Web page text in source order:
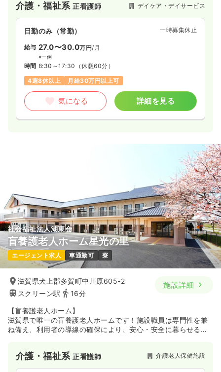
介護・福祉系正看護師 デイケア・デイサービス
日勤のみ（常勤） 一時募集休止
給与 27.0〜30.0万円/月
※一例
時間 8:30～17:30 （休憩60分）
4週8休以上
月給30万円以上可
気になる 詳細を見る
社会福祉法人湖東会
盲養護老人ホーム星光の里
エージェント求人 車通勤可 寮
滋賀県犬上郡多賀町中川原605-2
スクリーン駅
16分
施設詳細
【盲養護老人ホーム】
滋賀県で唯一の盲養護老人ホームです！施設職員は専門性を兼
ね備え、利用者の導線の確保により、安心・安全に暮らせる施
介護・福祉系正看護師 介護老人保健施設